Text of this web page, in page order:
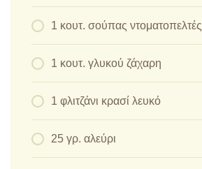
1 κουτ. σούπας ντοματοπελτές
1 κουτ. γλυκού ζάχαρη
1 φλιτζάνι κρασί λευκό
25 γρ. αλεύρι